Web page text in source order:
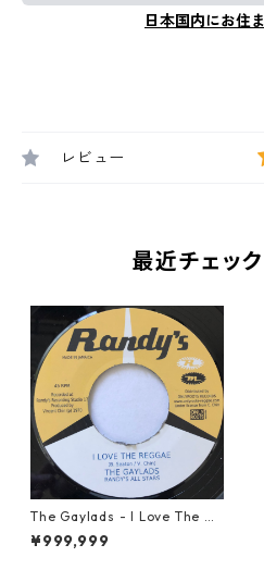
日本国内にお住
レビュー
最近チェッ
The Gaylads - I Love The Re
ggae【7-20598】
¥999,999